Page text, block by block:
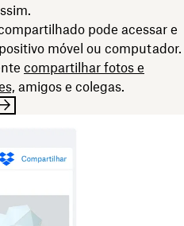
pode acessar e
móvel ou computador.
compartilhar fotos e
amigos e colegas.